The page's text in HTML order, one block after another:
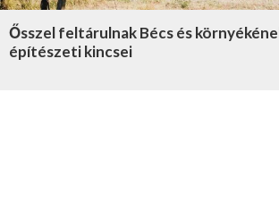
Ősszel feltárulnak Bécs és
építészeti kincsei